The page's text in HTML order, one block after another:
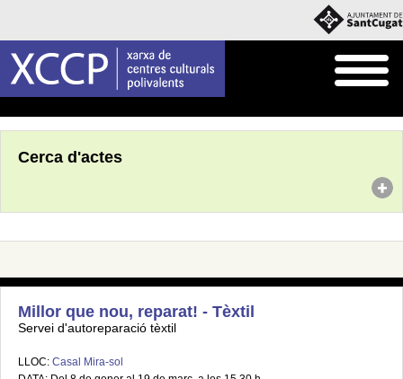
Cerca d'actes
Millor que nou, reparat! - Tèxtil
Servei d'autoreparació tèxtil
LLOC: Casal Mira-sol